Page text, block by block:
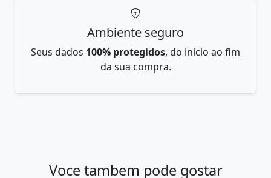
Ambiente seguro
Seus dados 100% protegidos, do inicio ao fim
da sua compra.
Voce tambem pode gostar